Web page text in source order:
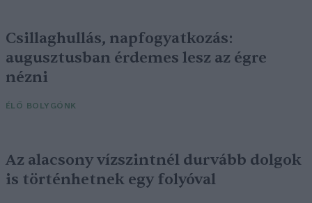
Csillaghullás, napfogyatkozás:
augusztusban érdemes lesz az égre
nézni
ÉLŐ BOLYGÓNK
Az alacsony vízszintnél durvább dolgok
is történhetnek egy folyóval